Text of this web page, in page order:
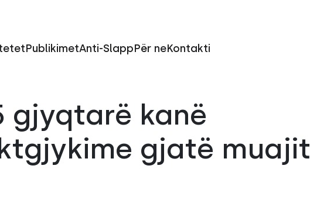
PublikimetAnti-SlappPër neKontakti
gjyqtarë kanë
gjatë muajit